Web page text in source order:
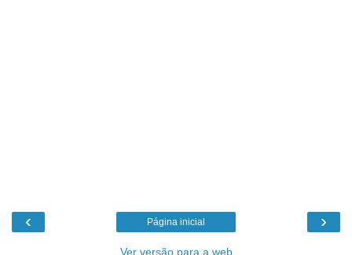
‹ ›
Página inicial
Ver versão para a web